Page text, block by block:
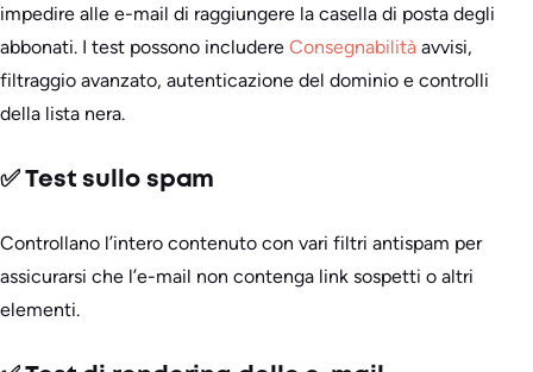
impedire alle e-mail di raggiungere la casella di posta degli
abbonati. I test possono includere Consegnabilità avvisi,
filtraggio avanzato, autenticazione del dominio e controlli
della lista nera.
✅ Test sullo spam
Controllano l’intero contenuto con vari filtri antispam per
assicurarsi che l’e-mail non contenga link sospetti o altri
elementi.